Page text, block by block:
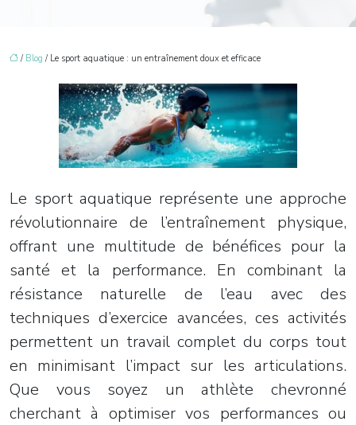
/ Blog / Le sport aquatique : un entraînement doux et efficace
Le sport aquatique représente une approche
révolutionnaire de l’entraînement physique,
offrant une multitude de bénéfices pour la
santé et la performance. En combinant la
résistance naturelle de l’eau avec des
techniques d’exercice avancées, ces activités
permettent un travail complet du corps tout
en minimisant l’impact sur les articulations.
Que vous soyez un athlète chevronné
cherchant à optimiser vos performances ou